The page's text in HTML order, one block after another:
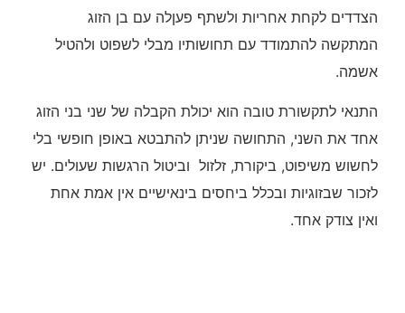
הצדדים לקחת אחריות ולשתף פעןלה עם בן הזוג
המתקשה להתמודד עם תחושותיו מבלי לשפוט ולהטיל
אשמה.
התנאי לתקשורת טובה הוא יכולת הקבלה של שני בני הזוג
אחד את השני, התחושה שניתן להתבטא באופן חופשי בלי
לחשוש משיפוט, ביקורת, זלזול וביטול הרגשות שעולים. יש
לזכור שבזוגיות ובכלל ביחסים בינאישיים אין אמת אחת
ואין צודק אחד.